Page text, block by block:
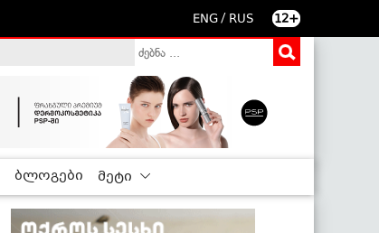
ENG / RUS 12+
ბლოგები მეტი